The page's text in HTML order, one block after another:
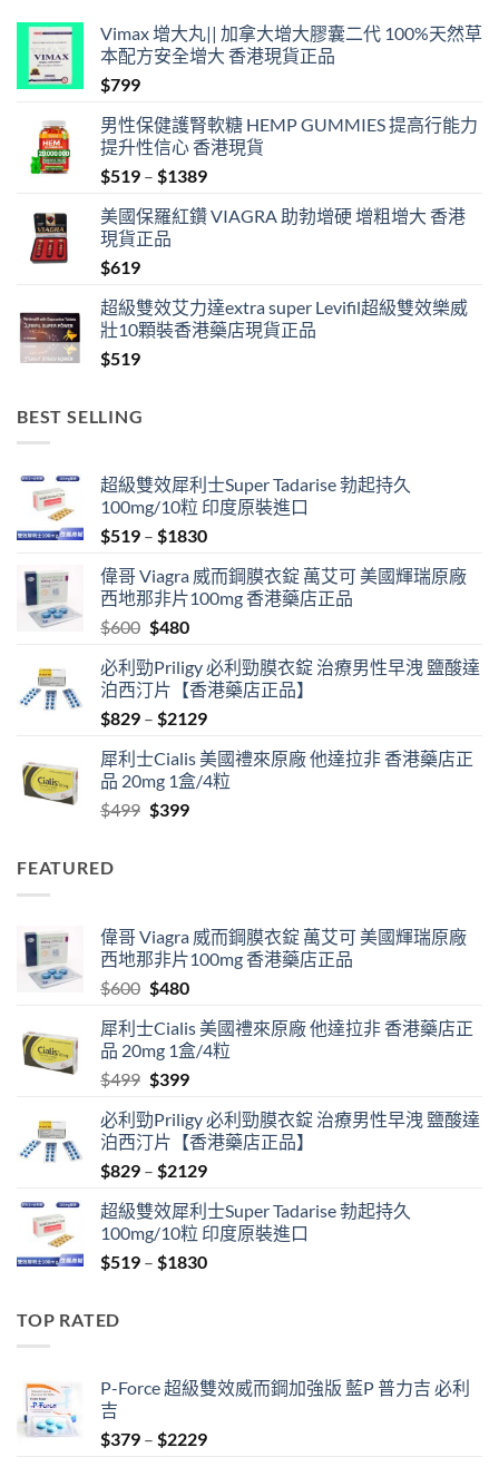
Vimax 增大丸|| 加拿大增大膠囊二代 100%天然草
本配方安全增大 香港現貨正品
$799
男性保健護腎軟糖 HEMP GUMMIES 提高行能力
提升性信心 香港現貨
$519 – $1389Price
$519
美國保羅紅鑽 VIAGRA 助勃增硬 增粗增大 香港
現貨正品
$619
超級雙效艾力達extra super Levifil超級雙效樂威
壯10顆裝香港藥店現貨正品
$519
BEST SELLING
超級雙效犀利士Super Tadarise 勃起持久
100mg/10粒 印度原裝進口
$519 – $1830Price
$519
through
偉哥 Viagra 威而鋼膜衣錠 萬艾可 美國輝瑞原廠
西地那非片100mg 香港藥店正品
$600 Original
was:
$600.
$480Current
is:
$480.
必利勁Priligy 必利勁膜衣錠 治療男性早洩 鹽酸達
泊西汀片【香港藥店正品】
$829 – $2129Price
$829
through
犀利士Cialis 美國禮來原廠 他達拉非 香港藥店正
品 20mg 1盒/4粒
$499 Original
$399Current
FEATURED
偉哥 Viagra 威而鋼膜衣錠 萬艾可 美國輝瑞原廠
西地那非片100mg 香港藥店正品
$600 Original
was:
$600.
$480Current
is:
$480.
犀利士Cialis 美國禮來原廠 他達拉非 香港藥店正
品 20mg 1盒/4粒
$499 Original
was:
$499.
$399Current
is:
$399.
必利勁Priligy 必利勁膜衣錠 治療男性早洩 鹽酸達
泊西汀片【香港藥店正品】
$829 – $2129Price
$829
through
$2129
超級雙效犀利士Super Tadarise 勃起持久
100mg/10粒 印度原裝進口
$519 – $1830Price
TOP RATED
P-Force 超級雙效威而鋼加強版 藍P 普力吉 必利
吉
$379 – $2229Price